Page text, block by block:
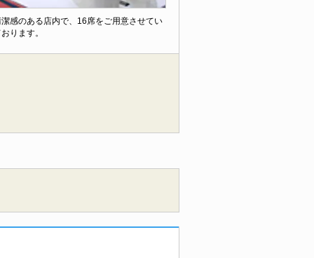
感のある店内で、16席をご用意させてい
ります。